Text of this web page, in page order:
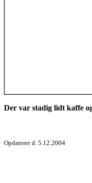
Der var stadig lidt kaffe
Opdateret d. 5.12.2004